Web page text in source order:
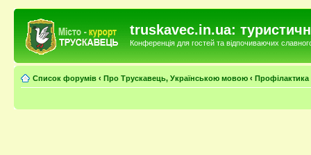
truskavec.in.ua:
Конференція для гостей та відпочиваючих
Список форумів ‹ Про Трускавець, Українською мовою ‹